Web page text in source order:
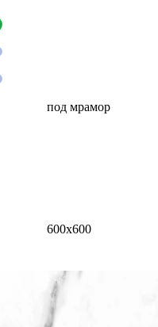
под мрамор
600х600